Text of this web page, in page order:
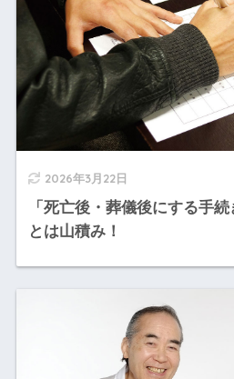
2026年3月22日
「死亡後・葬儀後にする手
とは山積み！